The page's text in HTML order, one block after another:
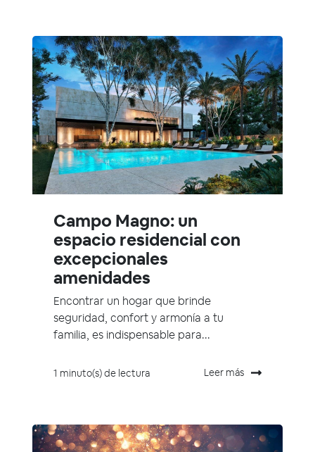
Campo Magno: un
espacio residencial con
excepcionales
amenidades
Encontrar un hogar que brinde
seguridad, confort y armonía a tu
familia, es indispensable para...
1 minuto(s) de lectura Leer más